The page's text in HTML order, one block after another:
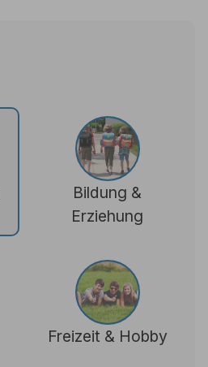
Bildung &
Erziehung
Freizeit & Hobby